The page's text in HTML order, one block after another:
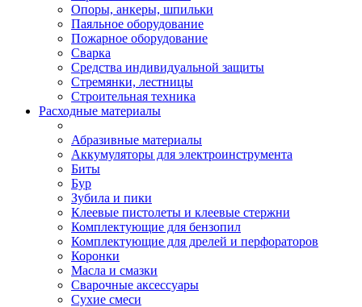
Опоры, анкеры, шпильки
Паяльное оборудование
Пожарное оборудование
Сварка
Средства индивидуальной защиты
Стремянки, лестницы
Строительная техника
Расходные материалы
Абразивные материалы
Аккумуляторы для электроинструмента
Биты
Бур
Зубила и пики
Клеевые пистолеты и клеевые стержни
Комплектующие для бензопил
Комплектующие для дрелей и перфораторов
Коронки
Масла и смазки
Сварочные аксессуары
Сухие смеси